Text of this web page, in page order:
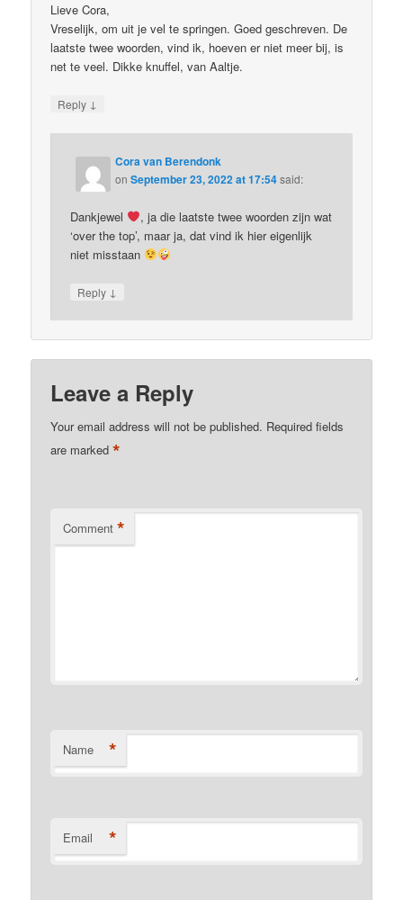
Lieve Cora,
Vreselijk, om uit je vel te springen. Goed geschreven. De
laatste twee woorden, vind ik, hoeven er niet meer bij, is
net te veel. Dikke knuffel, van Aaltje.
Reply ↓
Cora van Berendonk
onSeptember 23, 2022 at 17:54said:
Dankjewel
, ja die laatste twee woorden zijn wat
‘over the top’, maar ja, dat vind ik hier eigenlijk
niet misstaan
Reply ↓
Leave a Reply
Your email address will not be published. Required fields
are marked*
Comment *
Name *
Email *